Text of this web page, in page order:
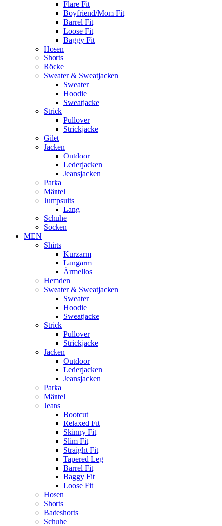
Flare Fit
Boyfriend/Mom Fit
Barrel Fit
Loose Fit
Baggy Fit
Hosen
Shorts
Röcke
Sweater & Sweatjacken
Sweater
Hoodie
Sweatjacke
Strick
Pullover
Strickjacke
Gilet
Jacken
Outdoor
Lederjacken
Jeansjacken
Parka
Mäntel
Jumpsuits
Lang
Schuhe
Socken
MEN
Shirts
Kurzarm
Langarm
Ärmellos
Hemden
Sweater & Sweatjacken
Sweater
Hoodie
Sweatjacke
Strick
Pullover
Strickjacke
Jacken
Outdoor
Lederjacken
Jeansjacken
Parka
Mäntel
Jeans
Bootcut
Relaxed Fit
Skinny Fit
Slim Fit
Straight Fit
Tapered Leg
Barrel Fit
Baggy Fit
Loose Fit
Hosen
Shorts
Badeshorts
Schuhe